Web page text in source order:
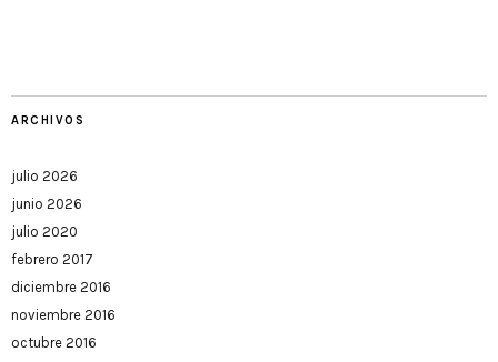
ARCHIVOS
julio 2026
junio 2026
julio 2020
febrero 2017
diciembre 2016
noviembre 2016
octubre 2016